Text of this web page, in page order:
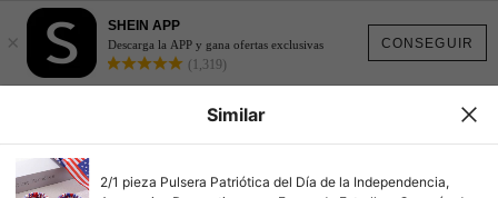
CONSEGUIR
×
SHEIN APP
Descarga la APP y gana ofertas exclusivas
(1,319)
Similar
2/1 pieza Pulsera Patriótica del Día de la Independencia,